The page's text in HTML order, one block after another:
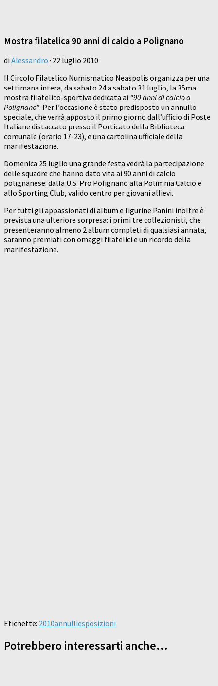
Mostra filatelica 90 anni di calcio a Polignano
di Alessandro · 22 luglio 2010
Il Circolo Filatelico Numismatico Neaspolis organizza per una
settimana intera, da sabato 24 a sabato 31 luglio, la 35ma
mostra filatelico-sportiva dedicata ai “90 anni di calcio a
Polignano”. Per l’occasione è stato predisposto un annullo
speciale, che verrà apposto il primo giorno dall’ufficio di Poste
Italiane distaccato presso il Porticato della Biblioteca
comunale (orario 17-23), e una cartolina ufficiale della
manifestazione.
Domenica 25 luglio una grande festa vedrà la partecipazione
delle squadre che hanno dato vita ai 90 anni di calcio
polignanese: dalla U.S. Pro Polignano alla Polimnia Calcio e
allo Sporting Club, valido centro per giovani allievi.
Per tutti gli appassionati di album e figurine Panini inoltre è
prevista una ulteriore sorpresa: i primi tre collezionisti, che
presenteranno almeno 2 album completi di qualsiasi annata,
saranno premiati con omaggi filatelici e un ricordo della
manifestazione.
Etichette: 2010annulliesposizioni
Potrebbero interessarti anche...